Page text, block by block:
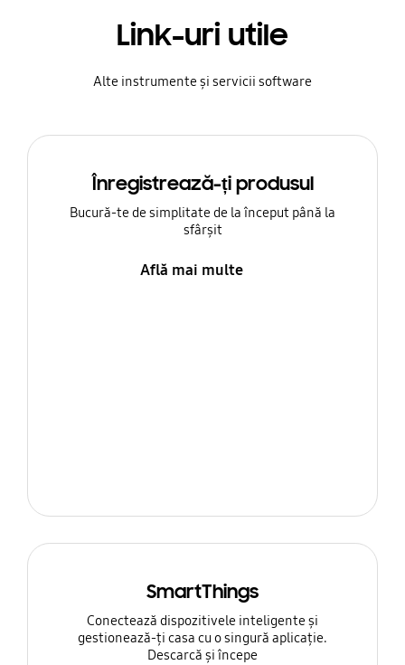
Link-uri utile
Alte instrumente și servicii software
Înregistrează-ți produsul
Bucură-te de simplitate de la început până la
sfârșit
Află mai multe
SmartThings
Conectează dispozitivele inteligente și
gestionează-ți casa cu o singură aplicație.
Descarcă și începe